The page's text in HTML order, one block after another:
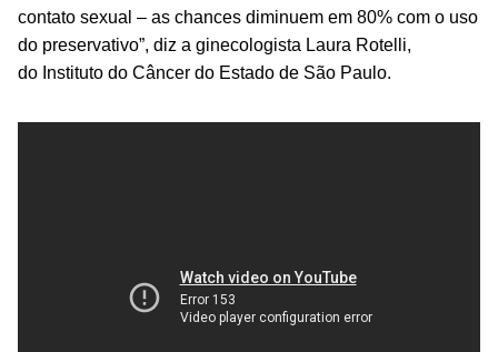
contato sexual – as chances diminuem em 80% com o uso
do preservativo”, diz a ginecologista Laura Rotelli,
do Instituto do Câncer do Estado de São Paulo.